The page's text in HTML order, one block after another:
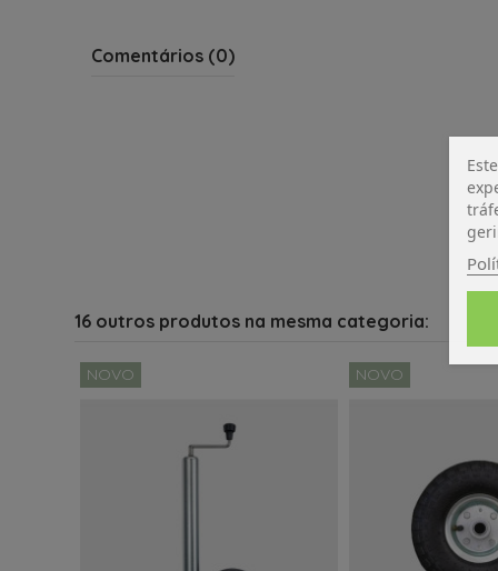
Comentários (0)
16 outros produtos na mesma categoria:
NOVO NOVO